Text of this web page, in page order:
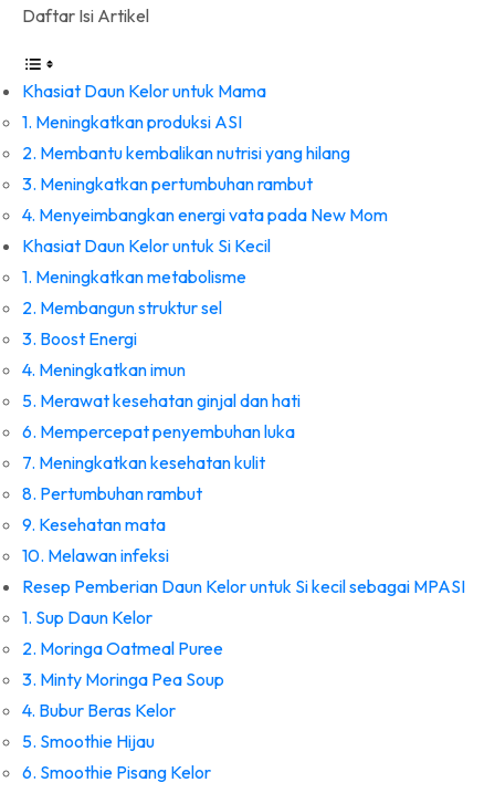
Daftar Isi Artikel
Khasiat Daun Kelor untuk Mama
1. Meningkatkan produksi ASI
2. Membantu kembalikan nutrisi yang hilang
3. Meningkatkan pertumbuhan rambut
4. Menyeimbangkan energi vata pada New Mom
Khasiat Daun Kelor untuk Si Kecil
1. Meningkatkan metabolisme
2. Membangun struktur sel
3. Boost Energi
4. Meningkatkan imun
5. Merawat kesehatan ginjal dan hati
6. Mempercepat penyembuhan luka
7. Meningkatkan kesehatan kulit
8. Pertumbuhan rambut
9. Kesehatan mata
10. Melawan infeksi
Resep Pemberian Daun Kelor untuk Si kecil sebagai MPASI
1. Sup Daun Kelor
2. Moringa Oatmeal Puree
3. Minty Moringa Pea Soup
4. Bubur Beras Kelor
5. Smoothie Hijau
6. Smoothie Pisang Kelor